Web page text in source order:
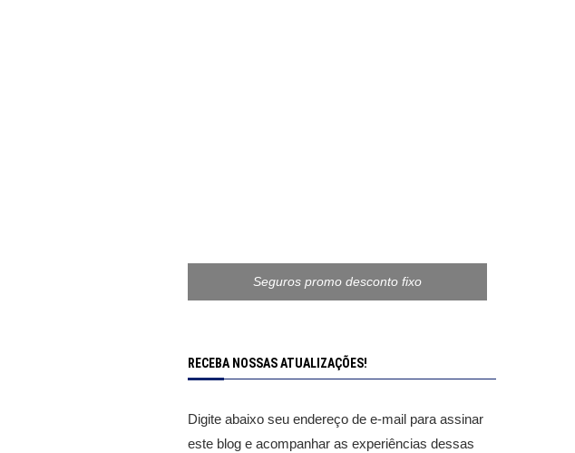
Seguros promo desconto fixo
RECEBA NOSSAS ATUALIZAÇÕES!
Digite abaixo seu endereço de e-mail para assinar
este blog e acompanhar as experiências dessas